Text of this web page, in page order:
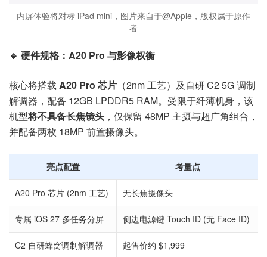
内屏体验将对标 iPad mini，图片来自于@Apple，版权属于原作
者
🔹 硬件规格：A20 Pro 与影像权衡
核心将搭载 A20 Pro 芯片 （2nm 工艺）及自研 C2 5G 调制
解调器，配备 12GB LPDDR5 RAM。受限于纤薄机身，该
机型将不具备长焦镜头 ，仅保留 48MP 主摄与超广角组合，
并配备两枚 18MP 前置摄像头。
亮点配置 考量点
A20 Pro 芯片 (2nm 工艺) 无长焦摄像头
专属 iOS 27 多任务分屏 侧边电源键 Touch ID (无 Face ID)
C2 自研蜂窝调制解调器 起售价约 $1,999